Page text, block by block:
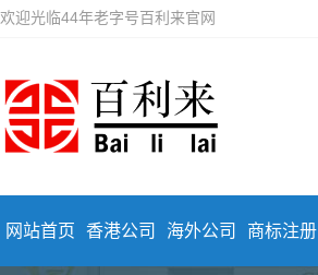
欢迎光临44年老字号百利来官网
网站首页 香港公司 海外公司 商标注册